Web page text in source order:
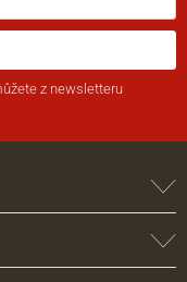
z newsletteru